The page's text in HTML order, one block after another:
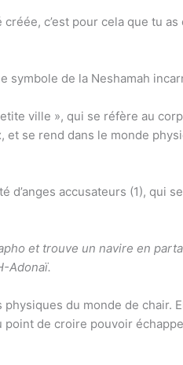
c’est pour cela que tu
symbole de la Neshamah
ville », qui se réfère au
et se rend dans le monde
accusateurs (1), qui
et trouve un navire en
Adonaï.
du monde de chair.
de croire pouvoir